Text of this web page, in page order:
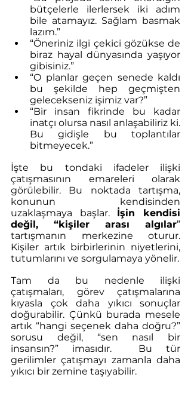
bütçelerle ilerlersek iki adım
bile atamayız. Sağlam basmak
lazım.”
“Öneriniz ilgi çekici gözükse de
biraz hayal dünyasında yaşıyor
gibisiniz.”
“O planlar geçen senede kaldı
bu şekilde hep geçmişten
gelecekseniz işimiz var?”
“Bir insan fikrinde bu kadar
inatçı olursa nasıl anlaşabiliriz ki.
Bu gidişle bu toplantılar
bitmeyecek.”
İşte bu tondaki ifadeler ilişki
çatışmasının emareleri olarak
görülebilir. Bu noktada tartışma,
konunun kendisinden
uzaklaşmaya başlar. İşin kendisi
değil, “kişiler arası algılar”
tartışmanın merkezine oturur.
Kişiler artık birbirlerinin niyetlerini,
tutumlarını ve sorgulamaya yönelir.
Tam da bu nedenle ilişki
çatışmaları, görev çatışmalarına
kıyasla çok daha yıkıcı sonuçlar
doğurabilir. Çünkü burada mesele
artık “hangi seçenek daha doğru?”
sorusu değil, “sen nasıl bir
insansın?” imasıdır.  Bu tür
gerilimler çatışmayı zamanla daha
yıkıcı bir zemine taşıyabilir.